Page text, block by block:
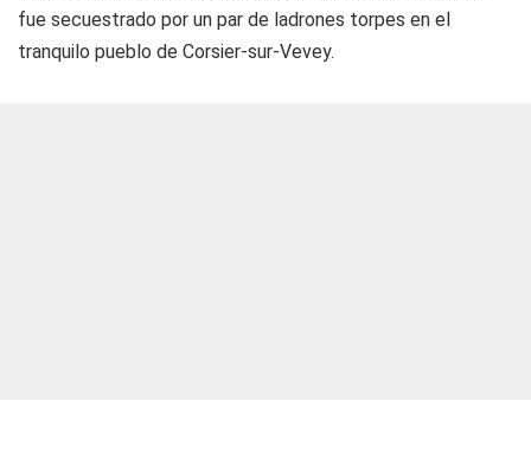
fue secuestrado por un par de ladrones torpes en el
tranquilo pueblo de Corsier-sur-Vevey.